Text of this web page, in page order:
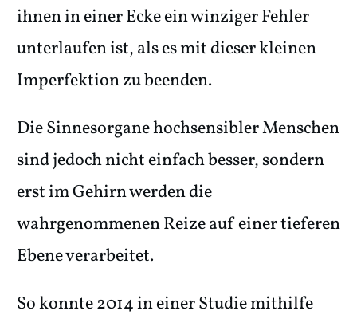
ihnen in einer Ecke ein winziger Fehler
unterlaufen ist, als es mit dieser kleinen
Imperfektion zu beenden.
Die Sinnesorgane hochsensibler Menschen
sind jedoch nicht einfach besser, sondern
erst im Gehirn werden die
wahrgenommenen Reize auf einer tieferen
Ebene verarbeitet.
So konnte 2014 in einer Studie mithilfe